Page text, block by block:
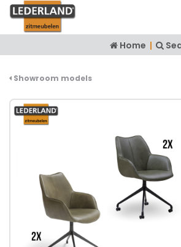
Home |
Showroom models